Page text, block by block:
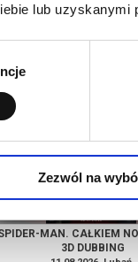
lub uzyskanymi
Zezwól na
PSI PATROL I
MAN. CAŁKIEM
3D DUBBING